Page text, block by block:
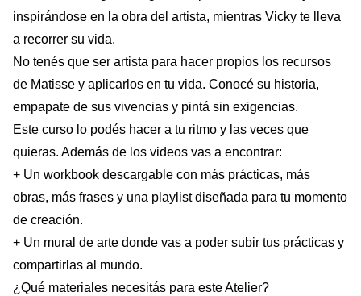
inspirándose en la obra del artista, mientras Vicky te lleva
a recorrer su vida.
No tenés que ser artista para hacer propios los recursos
de Matisse y aplicarlos en tu vida. Conocé su historia,
empapate de sus vivencias y pintá sin exigencias.
Este curso lo podés hacer a tu ritmo y las veces que
quieras. Además de los videos vas a encontrar:
+ Un workbook descargable con más prácticas, más
obras, más frases y una playlist diseñada para tu momento
de creación.
+ Un mural de arte donde vas a poder subir tus prácticas y
compartirlas al mundo.
¿Qué materiales necesitás para este Atelier?